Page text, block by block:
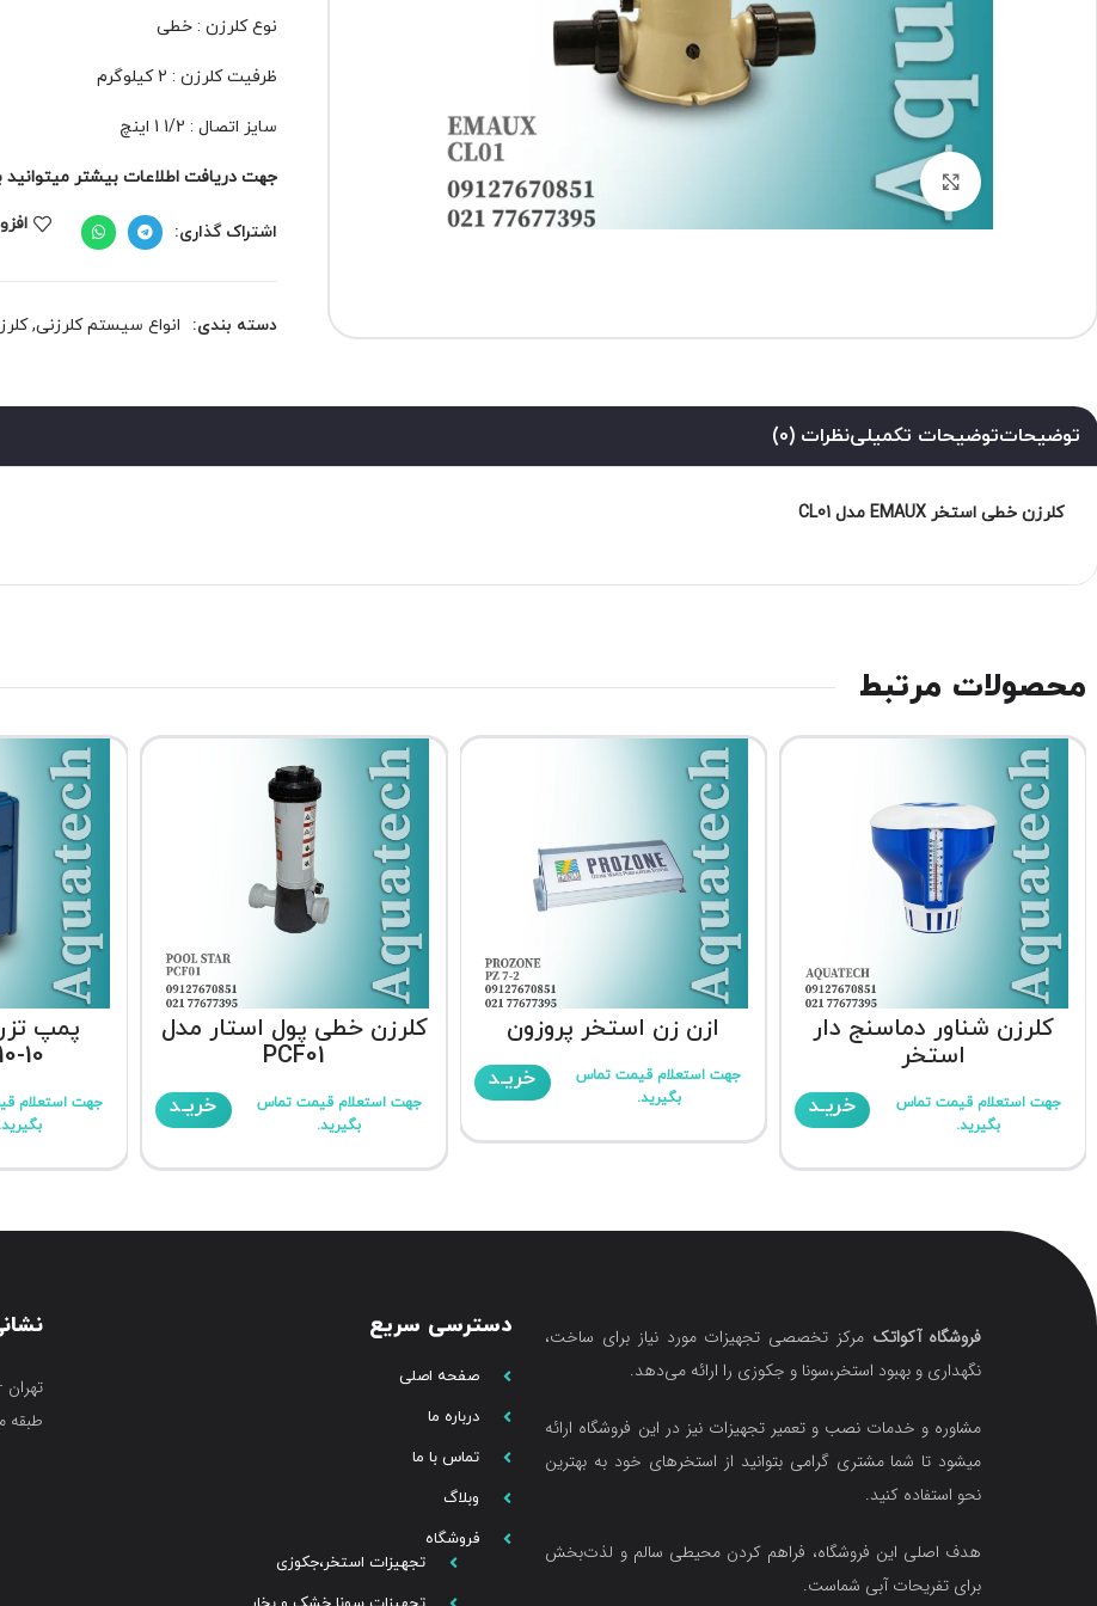
برای بزرگنمایی کلیک کنید
نوع کلرزن : خطی
ظرفیت کلرزن : 2 کیلوگرم
سایز اتصال : 1/2 1 اینچ
جهت دریافت اطلاعات بیشتر میتوانید
اشتراک گذاری:
دسته بندی: انواع سیستم کلرزنی,
توضیحاتتوضیحات تکمیلینظرات (0)
کلرزن خطی استخر EMAUX مدل CL01
محصولات مرتبط
کلرزن شناور دماسنج دار
استخر
جهت استعلام قیمت تماس
بگیرید.
خریـد
ازن زن استخر پروزون
جهت استعلام قیمت تماس
بگیرید.
خریـد
کلرزن خطی پول استار مدل
PCF01
جهت استعلام قیمت تماس
بگیرید.
خریـد
پمپ
10
جهت استعلام
بگیرید.
فروشگاه آکواتک مرکز تخصصی تجهیزات مورد نیاز برای ساخت،
نگهداری و بهبود استخر،سونا و جکوزی را ارائه می‌دهد.
مشاوره و خدمات نصب و تعمیر تجهیزات نیز در این فروشگاه ارائه
میشود تا شما مشتری گرامی بتوانید از استخرهای خود به بهترین
نحو استفاده کنید.
هدف اصلی این فروشگاه‌، فراهم کردن محیطی سالم و لذت‌بخش
برای تفریحات آبی شماست.
دسترسی سریع
صفحه اصلی
درباره ما
تماس با ما
وبلاگ
فروشگاه
تجهیزات استخر،جکوزی
طبقه